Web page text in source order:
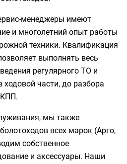
менеджеры имеют
и многолетний опыт работы
техники. Квалификация
выполнять весь
регулярного ТО и
части, до разбора
КПП.
мы также
всех марок (Арго,
собственное
и аксессуары. Наши